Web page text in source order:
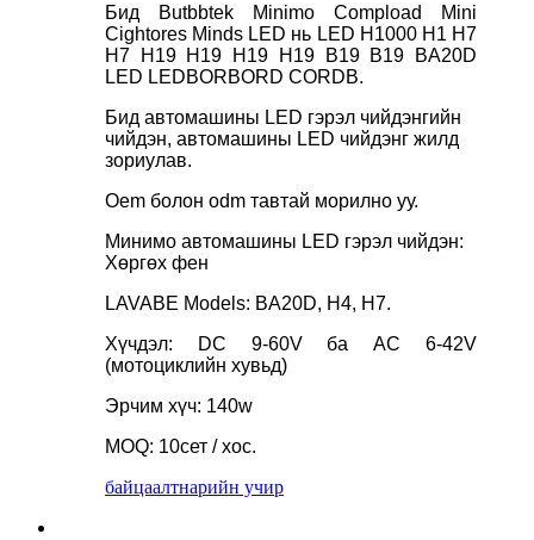
Бид Butbbtek Minimo Compload Mini
Cightores Minds LED нь LED H1000 H1 H7
H7 H19 H19 H19 H19 B19 B19 BA20D
LED LEDBORBORD CORDB.
Бид автомашины LED гэрэл чийдэнгийн
чийдэн, автомашины LED чийдэнг жилд
зориулав.
Oem болон odm тавтай морилно уу.
Минимо автомашины LED гэрэл чийдэн:
Хөргөх фен
LAVABE Models: BA20D, H4, H7.
Хүчдэл: DC 9-60V ба AC 6-42V
(мотоциклийн хувьд)
Эрчим хүч: 140w
MOQ: 10сет / хос.
байцаалтнарийн учир